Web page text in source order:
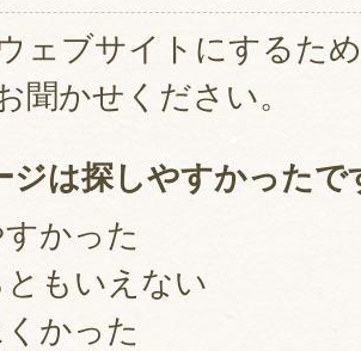
ェブサイトにするた
聞かせください。
ジは探しやすかったで
かった
ともいえない
かった